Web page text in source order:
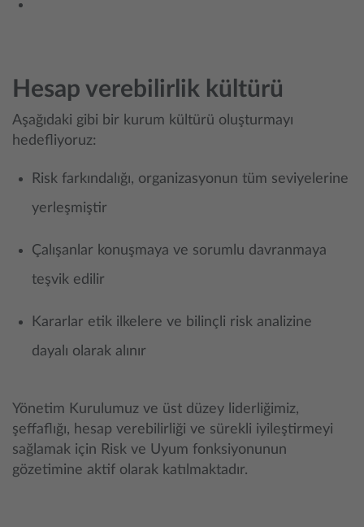
Hesap verebilirlik kültürü
Aşağıdaki gibi bir kurum kültürü oluşturmayı
hedefliyoruz:
Risk farkındalığı, organizasyonun tüm seviyelerine
yerleşmiştir
Çalışanlar konuşmaya ve sorumlu davranmaya
teşvik edilir
Kararlar etik ilkelere ve bilinçli risk analizine
dayalı olarak alınır
Yönetim Kurulumuz ve üst düzey liderliğimiz,
şeffaflığı, hesap verebilirliği ve sürekli iyileştirmeyi
sağlamak için Risk ve Uyum fonksiyonunun
gözetimine aktif olarak katılmaktadır.